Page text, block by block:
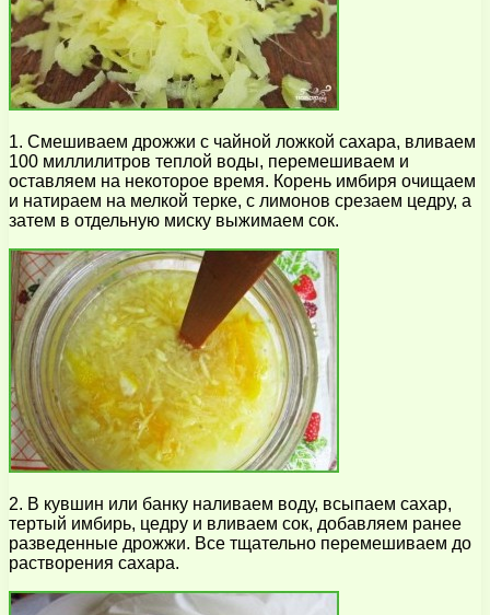
1. Смешиваем дрожжи с чайной ложкой сахара, вливаем
100 миллилитров теплой воды, перемешиваем и
оставляем на некоторое время. Корень имбиря очищаем
и натираем на мелкой терке, с лимонов срезаем цедру, а
затем в отдельную миску выжимаем сок.
2. В кувшин или банку наливаем воду, всыпаем сахар,
тертый имбирь, цедру и вливаем сок, добавляем ранее
разведенные дрожжи. Все тщательно перемешиваем до
растворения сахара.